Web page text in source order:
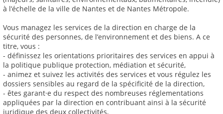
à l’échelle de la ville de Nantes et de Nantes Métropole.
Vous managez les services de la direction en charge de la
sécurité des personnes, de l’environnement et des biens. A ce
titre, vous :
- définissez les orientations prioritaires des services en appui à
la politique publique protection, médiation et sécurité,
- animez et suivez les activités des services et vous régulez les
dossiers sensibles au regard de la spécificité de la direction,
- êtes garant·e du respect des nombreuses réglementations
appliquées par la direction en contribuant ainsi à la sécurité
juridique des deux collectivités,